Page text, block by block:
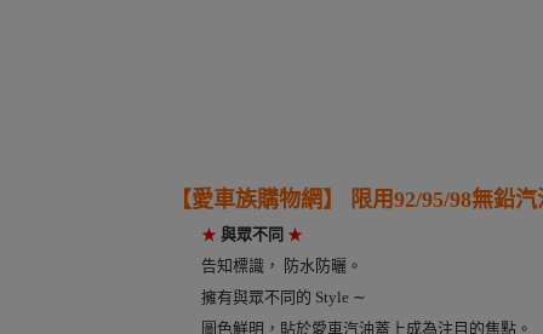
【愛車族購物網】 限用92/95/98無鉛
★ 與眾不同 ★
告知標識， 防水防曬。
擁有與眾不同的 Style ∼
圖色鮮明，貼於愛車汽油蓋上成為注目的焦點。